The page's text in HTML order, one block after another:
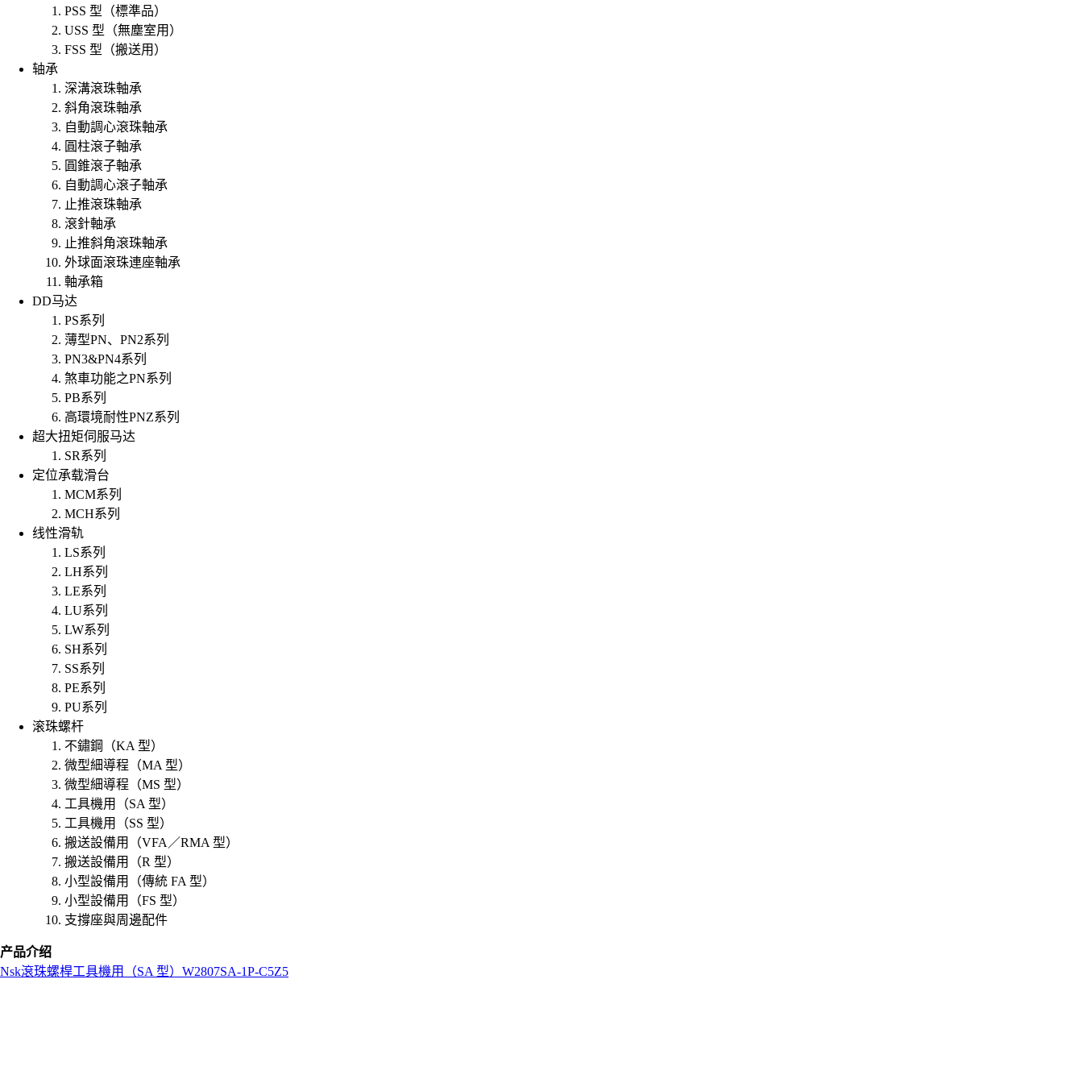
PSS 型（標準品）
USS 型（無塵室用）
FSS 型（搬送用）
轴承
深溝滾珠軸承
斜角滾珠軸承
自動調心滾珠軸承
圓柱滾子軸承
圓錐滾子軸承
自動調心滾子軸承
止推滾珠軸承
滾針軸承
止推斜角滾珠軸承
外球面滾珠連座軸承
軸承箱
DD马达
PS系列
薄型PN、PN2系列
PN3&PN4系列
煞車功能之PN系列
PB系列
高環境耐性PNZ系列
超大扭矩伺服马达
SR系列
定位承载滑台
MCM系列
MCH系列
线性滑轨
LS系列
LH系列
LE系列
LU系列
LW系列
SH系列
SS系列
PE系列
PU系列
滚珠螺杆
不鏽鋼（KA 型）
微型細導程（MA 型）
微型細導程（MS 型）
工具機用（SA 型）
工具機用（SS 型）
搬送設備用（VFA／RMA 型）
搬送設備用（R 型）
小型設備用（傳統 FA 型）
小型設備用（FS 型）
支撐座與周邊配件
产品介绍
Nsk滾珠螺桿工具機用（SA 型） W2807SA-1P-C5Z5